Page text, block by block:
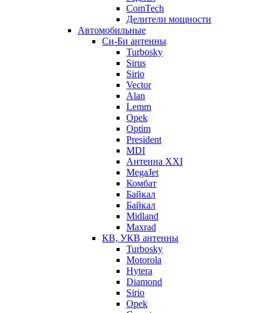
ComTech
Делители мощности
Автомобильные
Си-Би антенны
Turbosky
Sirus
Sirio
Vector
Alan
Lemm
Opek
Optim
President
MDI
Антенна XXI
MegaJet
Комбат
Байкал
Байкал
Midland
Maxrad
КВ, УКВ антенны
Turbosky
Motorola
Hytera
Diamond
Sirio
Opek